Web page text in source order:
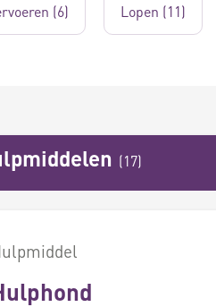
(6) Lopen (11)
(17)